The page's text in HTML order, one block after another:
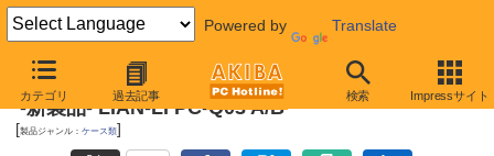
Powered by Translate
カテゴリ 過去記事 検索 Impressサイト
2012年6月9日
-新製品- LIAN-LI PC-Q03 A/B
[製品ジャンル： ケース類]